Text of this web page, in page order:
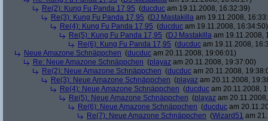
Re(2): Kung Fu Panda 17,95 (ducduc am 19.11.2008, 16:32:39)
Re(3): Kung Fu Panda 17,95 (DJ Mastakilla am 19.11.2008,
Re(4): Kung Fu Panda 17,95 (ducduc am 19.11.2008, 16:34:50)
Re(5): Kung Fu Panda 17,95 (DJ Mastakilla am 19.11.2008,
Re(6): Kung Fu Panda 17,95 (ducduc am 19.11.2008,
Neue Amazone Schnäppchen (ducduc am 20.11.2008, 19:06:01)
Re: Neue Amazone Schnäppchen (playaz am 20.11.2008, 19:37:00)
Re(2): Neue Amazone Schnäppchen (ducduc am 20.11.2008,
Re(3): Neue Amazone Schnäppchen (playaz am 20.11.2008,
Re(4): Neue Amazone Schnäppchen (ducduc am 20.11.2008,
Re(5): Neue Amazone Schnäppchen (playaz am
Re(6): Neue Amazone Schnäppchen (ducduc am
Re(7): Neue Amazone Schnäppchen (Wizard51 am